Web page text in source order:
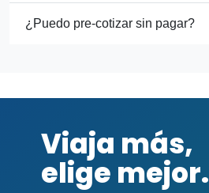
¿Puedo pre-cotizar sin pagar?
Viaja más,
elige mejor.